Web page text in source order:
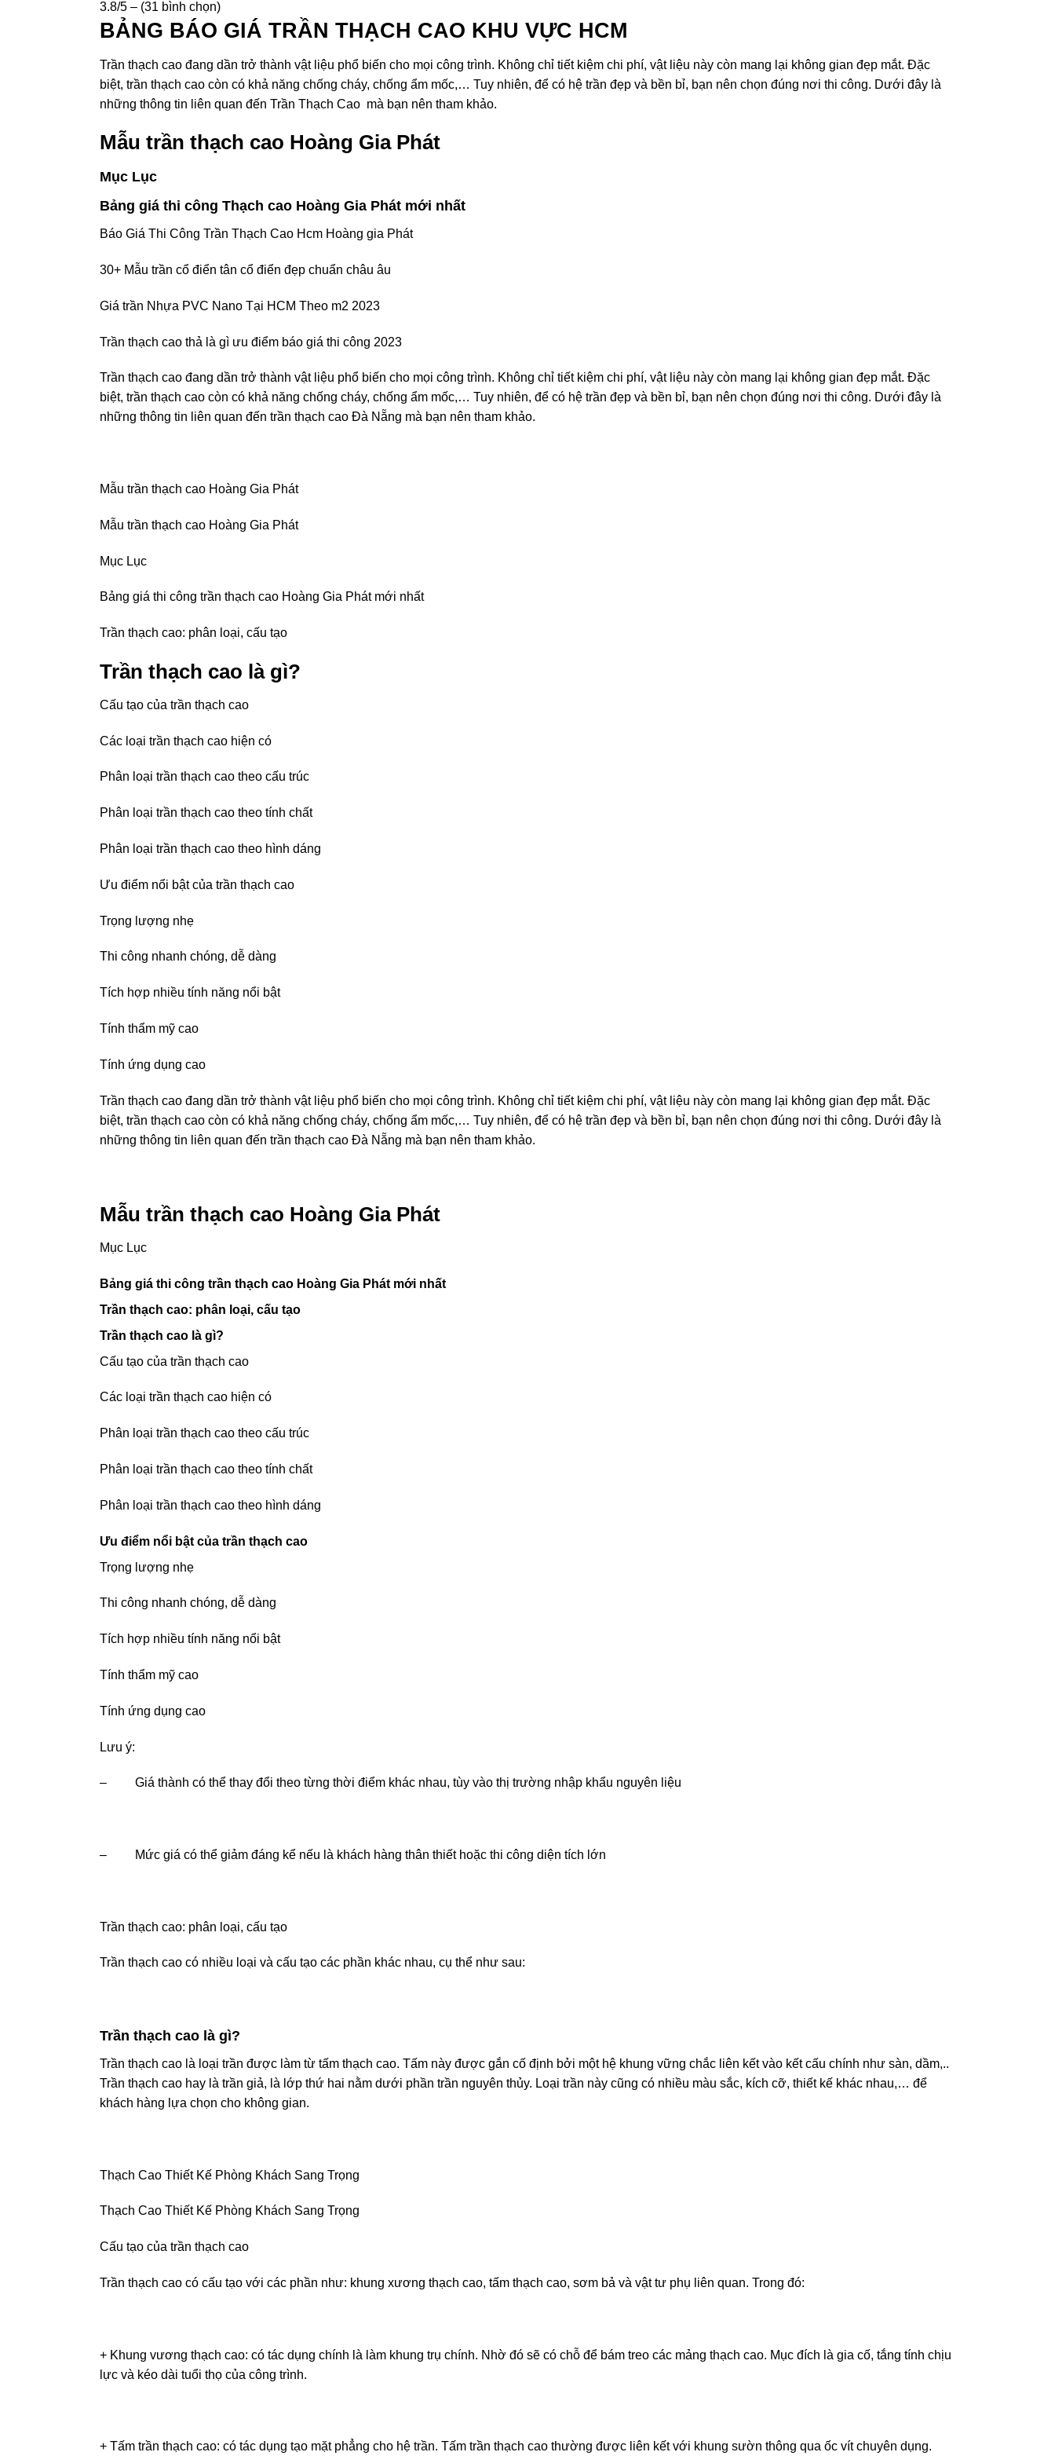
3.8/5 – (31 bình chọn)
BẢNG BÁO GIÁ TRẦN THẠCH CAO KHU VỰC HCM
Trần thạch cao đang dần trở thành vật liệu phổ biến cho mọi công trình. Không chỉ tiết kiệm chi phí, vật liệu này còn mang lại không gian đẹp mắt. Đặc
biệt, trần thạch cao còn có khả năng chống cháy, chống ẩm mốc,… Tuy nhiên, để có hệ trần đẹp và bền bỉ, bạn nên chọn đúng nơi thi công. Dưới đây là
những thông tin liên quan đến Trần Thạch Cao mà bạn nên tham khảo.
Mẫu trần thạch cao Hoàng Gia Phát
Mục Lục
Bảng giá thi công Thạch cao Hoàng Gia Phát mới nhất
Báo Giá Thi Công Trần Thạch Cao Hcm Hoàng gia Phát
30+ Mẫu trần cổ điển tân cổ điển đẹp chuẩn châu âu
Giá trần Nhựa PVC Nano Tại HCM Theo m2 2023
Trần thạch cao thả là gì ưu điểm báo giá thi công 2023
Trần thạch cao đang dần trở thành vật liệu phổ biến cho mọi công trình. Không chỉ tiết kiệm chi phí, vật liệu này còn mang lại không gian đẹp mắt. Đặc
biệt, trần thạch cao còn có khả năng chống cháy, chống ẩm mốc,… Tuy nhiên, để có hệ trần đẹp và bền bỉ, bạn nên chọn đúng nơi thi công. Dưới đây là
những thông tin liên quan đến trần thạch cao Đà Nẵng mà bạn nên tham khảo.
Mẫu trần thạch cao Hoàng Gia Phát
Mẫu trần thạch cao Hoàng Gia Phát
Mục Lục
Bảng giá thi công trần thạch cao Hoàng Gia Phát mới nhất
Trần thạch cao: phân loại, cấu tạo
Trần thạch cao là gì?
Cấu tạo của trần thạch cao
Các loại trần thạch cao hiện có
Phân loại trần thạch cao theo cấu trúc
Phân loại trần thạch cao theo tính chất
Phân loại trần thạch cao theo hình dáng
Ưu điểm nổi bật của trần thạch cao
Trọng lượng nhẹ
Thi công nhanh chóng, dễ dàng
Tích hợp nhiều tính năng nổi bật
Tính thẩm mỹ cao
Tính ứng dụng cao
Trần thạch cao đang dần trở thành vật liệu phổ biến cho mọi công trình. Không chỉ tiết kiệm chi phí, vật liệu này còn mang lại không gian đẹp mắt. Đặc
biệt, trần thạch cao còn có khả năng chống cháy, chống ẩm mốc,… Tuy nhiên, để có hệ trần đẹp và bền bỉ, bạn nên chọn đúng nơi thi công. Dưới đây là
những thông tin liên quan đến trần thạch cao Đà Nẵng mà bạn nên tham khảo.
Mẫu trần thạch cao Hoàng Gia Phát
Mục Lục
Bảng giá thi công trần thạch cao Hoàng Gia Phát mới nhất
Trần thạch cao: phân loại, cấu tạo
Trần thạch cao là gì?
Cấu tạo của trần thạch cao
Các loại trần thạch cao hiện có
Phân loại trần thạch cao theo cấu trúc
Phân loại trần thạch cao theo tính chất
Phân loại trần thạch cao theo hình dáng
Ưu điểm nổi bật của trần thạch cao
Trọng lượng nhẹ
Thi công nhanh chóng, dễ dàng
Tích hợp nhiều tính năng nổi bật
Tính thẩm mỹ cao
Tính ứng dụng cao
Lưu ý:
– Giá thành có thể thay đổi theo từng thời điểm khác nhau, tùy vào thị trường nhập khẩu nguyên liệu
– Mức giá có thể giảm đáng kể nếu là khách hàng thân thiết hoặc thi công diện tích lớn
Trần thạch cao: phân loại, cấu tạo
Trần thạch cao có nhiều loại và cấu tạo các phần khác nhau, cụ thể như sau:
Trần thạch cao là gì?
Trần thạch cao là loại trần được làm từ tấm thạch cao. Tấm này được gắn cố định bởi một hệ khung vững chắc liên kết vào kết cấu chính như sàn, dầm,..
Trần thạch cao hay là trần giả, là lớp thứ hai nằm dưới phần trần nguyên thủy. Loại trần này cũng có nhiều màu sắc, kích cỡ, thiết kế khác nhau,… để
khách hàng lựa chọn cho không gian.
Thạch Cao Thiết Kế Phòng Khách Sang Trọng
Thạch Cao Thiết Kế Phòng Khách Sang Trọng
Cấu tạo của trần thạch cao
Trần thạch cao có cấu tạo với các phần như: khung xương thạch cao, tấm thạch cao, sơm bả và vật tư phụ liên quan. Trong đó:
+ Khung vương thạch cao: có tác dụng chính là làm khung trụ chính. Nhờ đó sẽ có chỗ để bám treo các mảng thạch cao. Mục đích là gia cố, tắng tính chịu
lực và kéo dài tuổi thọ của công trình.
+ Tấm trần thạch cao: có tác dụng tạo mặt phẳng cho hệ trần. Tấm trần thạch cao thường được liên kết với khung sườn thông qua ốc vít chuyên dụng.